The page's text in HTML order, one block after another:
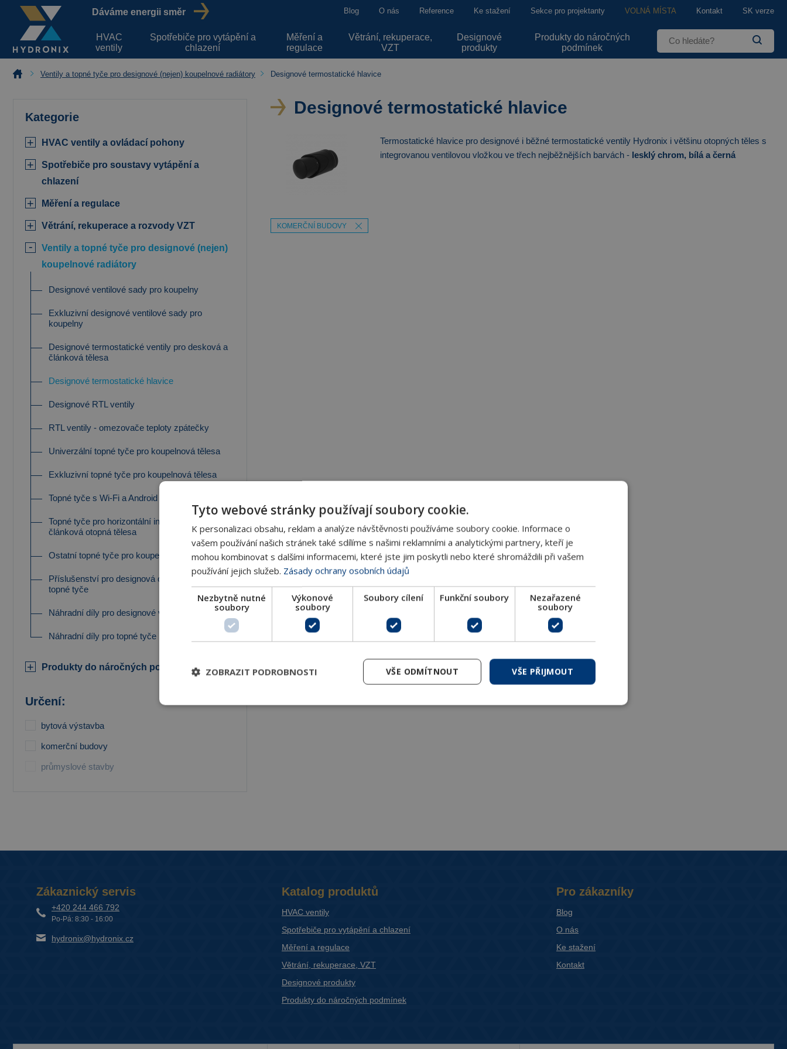
Dáváme energii směr Blog O nás Reference Ke stažení Sekce pro projektanty VOLNÁ MÍSTA Kontakt SK verze
HVAC
ventily
Spotřebiče pro vytápění a
chlazení
Měření a
regulace
Větrání, rekuperace,
VZT
Designové
produkty
Produkty do náročných
podmínek
Ventily a topné tyče pro designové (nejen) koupelnové radiátory Designové termostatické hlavice
Kategorie
HVAC ventily a ovládací pohony
Spotřebiče pro soustavy vytápění a
chlazení
Měření a regulace
Větrání, rekuperace a rozvody VZT
Ventily a topné tyče pro designové (nejen)
koupelnové radiátory
Designové ventilové sady pro koupelny
Exkluzivní designové ventilové sady pro
koupelny
Designové termostatické ventily pro desková a
článková tělesa
Designové termostatické hlavice
Designové RTL ventily
RTL ventily - omezovače teploty zpátečky
Univerzální topné tyče pro koupelnová tělesa
Exkluzivní topné tyče pro koupelnová tělesa
Topné tyče s Wi-Fi a Android / iOS aplikací
Topné tyče pro horizontální instalaci - pro
článková otopná tělesa
Ostatní topné tyče pro koupelnová tělesa
Příslušenství pro designová otopná tělesa a
topné tyče
Náhradní díly pro designové ventily
Náhradní díly pro topné tyče
Produkty do náročných podmínek
Určení:
bytová výstavba
komerční budovy
průmyslové stavby
Designové termostatické hlavice
Termostatické hlavice pro designové i běžné termostatické ventily Hydronix i většinu otopných těles s
integrovanou ventilovou vložkou ve třech nejběžnějších barvách - lesklý chrom, bílá a černá
KOMERČNÍ BUDOVY
Zákaznický servis
+420 244 466 792
Po-Pá: 8:30 - 16:00
hydronix@hydronix.cz
Katalog produktů
HVAC ventily
Spotřebiče pro vytápění a chlazení
Měření a regulace
Větrání, rekuperace, VZT
Designové produkty
Produkty do náročných podmínek
Pro zákazníky
Blog
O nás
Ke stažení
Kontakt
Tyto webové stránky používají soubory cookie.
K personalizaci obsahu, reklam a analýze návštěvnosti používáme soubory cookie. Informace o
vašem používání našich stránek také sdílíme s našimi reklamními a analytickými partnery, kteří je
mohou kombinovat s dalšími informacemi, které jste jim poskytli nebo které shromáždili při vašem
používání jejich služeb. Zásady ochrany osobních údajů
Nezbytně nutné
soubory
Výkonové
soubory
Soubory cílení Funkční soubory
Nezařazené
soubory
VŠE PŘIJMOUT
VŠE ODMÍTNOUT
ZOBRAZIT PODROBNOSTI